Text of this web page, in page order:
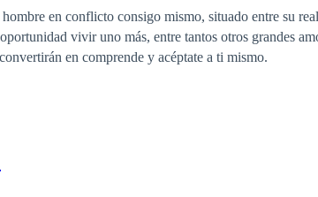
amores vividos en un pasado
en comprende y acéptate a ti mismo.